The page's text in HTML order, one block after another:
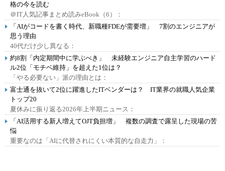
格の今を読む
＠IT人気記事まとめ読みeBook（6）：
「AIがコードを書く時代、新職種FDEが需要増」 7割のエンジニアが
思う理由
40代だけ少し異なる：
約8割「内定期間中に学ぶべき」 未経験エンジニア自主学習のハード
ル2位「モチベ維持」を超えた1位は？
「やる必要ない」派の理由とは：
富士通を抜いて2位に躍進したITベンダーは？ IT業界の就職人気企業
トップ20
夏休みに振り返る2026年上半期ニュース：
「AI活用する新人増えてOJT負担増」 複数の調査で露呈した現場の苦
悩
重要なのは「AIに代替されにくい本質的な自走力」：